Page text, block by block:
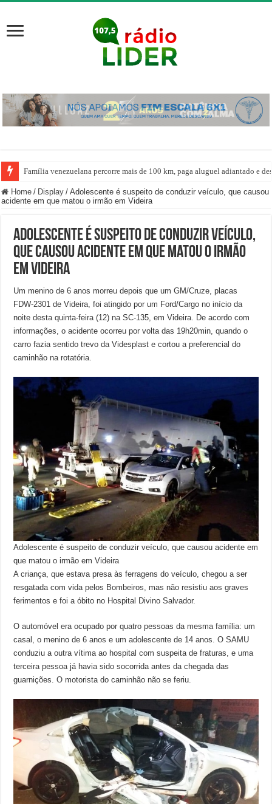
Família venezuelana percorre mais de 100 km, paga aluguel adiantado e
Home / Display / Adolescente é suspeito de conduzir veículo, que causou
acidente em que matou o irmão em Videira
Adolescente é suspeito de conduzir veículo,
que causou acidente em que matou o irmão
em Videira
Um menino de 6 anos morreu depois que um GM/Cruze, placas
FDW-2301 de Videira, foi atingido por um Ford/Cargo no início da
noite desta quinta-feira (12) na SC-135, em Videira. De acordo com
informações, o acidente ocorreu por volta das 19h20min, quando o
carro fazia sentido trevo da Videsplast e cortou a preferencial do
caminhão na rotatória.
Adolescente é suspeito de conduzir veículo, que causou acidente em
que matou o irmão em Videira
A criança, que estava presa às ferragens do veículo, chegou a ser
resgatada com vida pelos Bombeiros, mas não resistiu aos graves
ferimentos e foi a óbito no Hospital Divino Salvador.
O automóvel era ocupado por quatro pessoas da mesma família: um
casal, o menino de 6 anos e um adolescente de 14 anos. O SAMU
conduziu a outra vítima ao hospital com suspeita de fraturas, e uma
terceira pessoa já havia sido socorrida antes da chegada das
guarnições. O motorista do caminhão não se feriu.